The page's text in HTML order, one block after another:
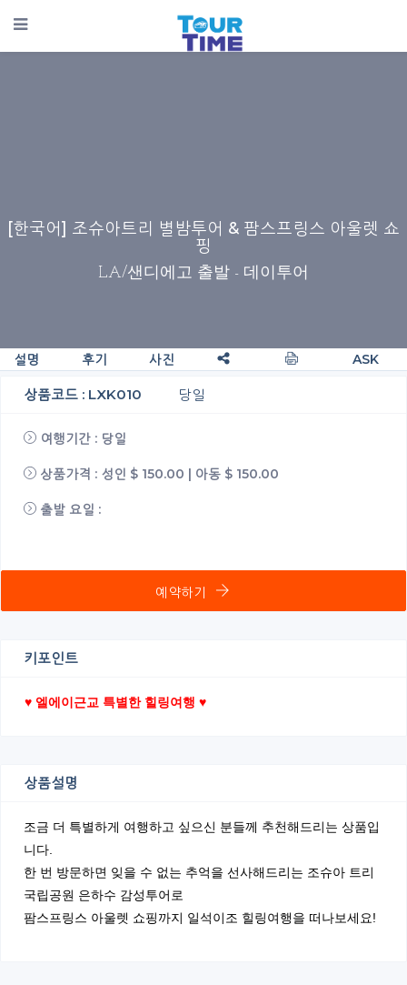
[한국어] 조슈아트리 별밤투어 & 팜스프링스 아울렛 쇼
핑
LA/샌디에고 출발 - 데이투어
설명 후기 사진 ASK
상품코드 : LXK010 당일
여행기간 : 당일
상품가격 : 성인 $ 150.00 | 아동 $ 150.00
출발 요일 :
예약하기
키포인트
♥ 엘에이근교 특별한 힐링여행 ♥
상품설명
조금 더 특별하게 여행하고 싶으신 분들께 추천해드리는 상품입
니다.
한 번 방문하면 잊을 수 없는 추억을 선사해드리는 조슈아 트리
국립공원 은하수 감성투어로
팜스프링스 아울렛 쇼핑까지 일석이조 힐링여행을 떠나보세요!